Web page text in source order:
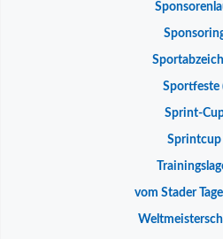
Sportfeste
Sprint-
Sprintcup
vom Stader